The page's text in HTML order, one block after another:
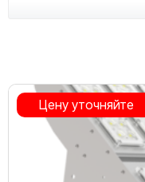
Цену уточняйте